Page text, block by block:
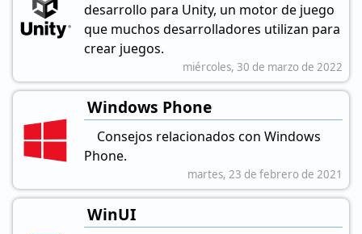
desarrollo para Unity, un motor de juego
que muchos desarrolladores utilizan para
crear juegos.
miércoles, 30 de marzo de 2022
Windows Phone
Consejos relacionados con Windows
Phone.
martes, 23 de febrero de 2021
WinUI